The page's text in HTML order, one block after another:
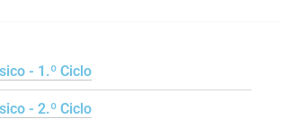
- 1.º Ciclo
- 2.º Ciclo